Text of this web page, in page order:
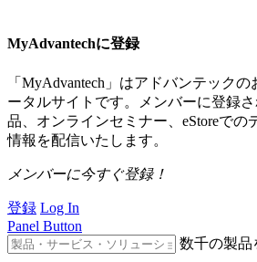
MyAdvantechに登録
「MyAdvantech」はアドバンテック
ータルサイトです。メンバーに登録
品、オンラインセミナー、eStoreでの
情報を配信いたします。
メンバーに今すぐ登録！
登録 Log In
Panel Button
数千の製品